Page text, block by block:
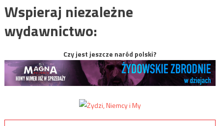
Wspieraj niezależne
wydawnictwo:
Czy jest jeszcze naród polski?